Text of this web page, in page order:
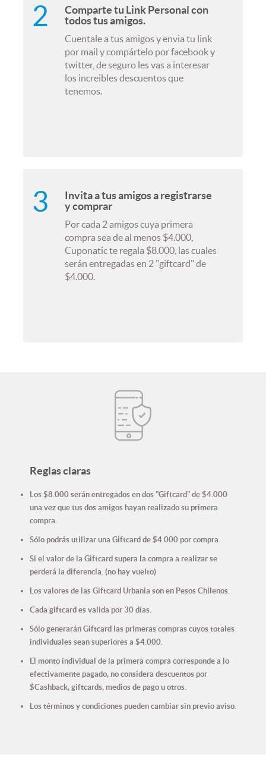
Comparte tu Link Personal con
todos tus amigos.
Cuentale a tus amigos y envia tu link
por mail y compártelo por facebook y
twitter, de seguro les vas a interesar
los increibles descuentos que
tenemos.
Invita a tus amigos a registrarse
y comprar
Por cada 2 amigos cuya primera
compra sea de al menos $4.000,
Cuponatic te regala $8.000, las cuales
serán entregadas en 2 "giftcard" de
$4.000.
Reglas claras
Los $8.000 serán entregados en dos "Giftcard" de $4.000
una vez que tus dos amigos hayan realizado su primera
compra.
Sólo podrás utilizar una Giftcard de $4.000 por compra.
Si el valor de la Giftcard supera la compra a realizar se
perderá la diferencia. (no hay vuelto)
Los valores de las Giftcard Urbania son en Pesos Chilenos.
Cada giftcard es valida por 30 días.
Sólo generarán Giftcard las primeras compras cuyos totales
individuales sean superiores a $4.000.
El monto individual de la primera compra corresponde a lo
efectivamente pagado, no considera descuentos por
$Cashback, giftcards, medios de pago u otros.
Los términos y condiciones pueden cambiar sin previo aviso.